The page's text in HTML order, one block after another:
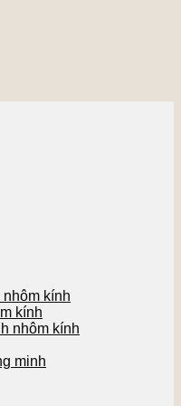
nhôm kính
kính
nhôm kính
minh